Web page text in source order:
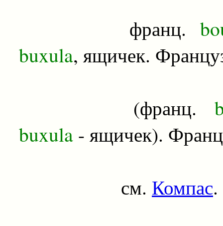
франц.
buxula, ящичек.
(франц.
buxula - ящичек).
см. Компас.